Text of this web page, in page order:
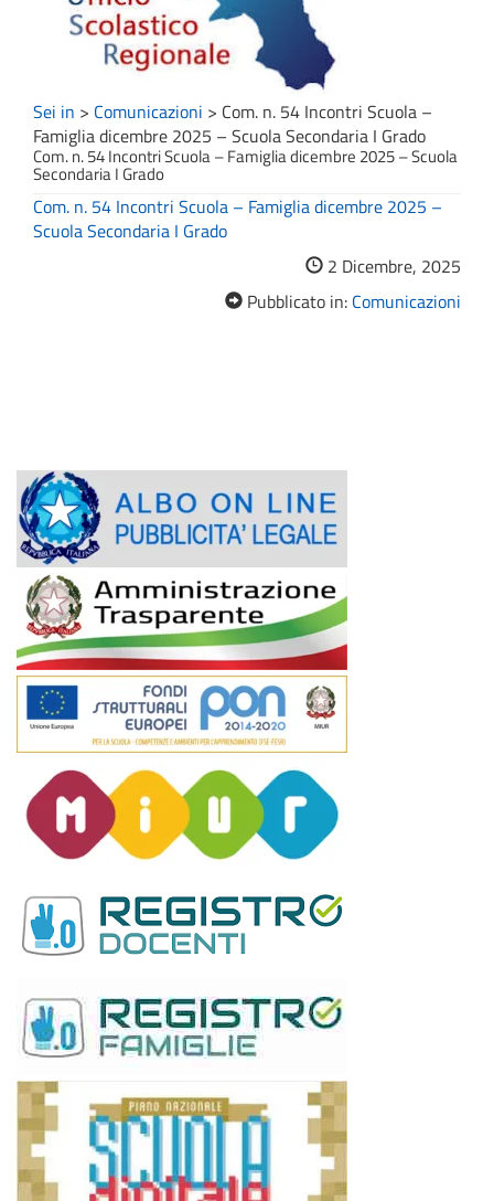
Sei in > Comunicazioni > Com. n. 54 Incontri Scuola –
Famiglia dicembre 2025 – Scuola Secondaria I Grado
Com. n. 54 Incontri Scuola – Famiglia dicembre 2025 – Scuola
Secondaria I Grado
Com. n. 54 Incontri Scuola – Famiglia dicembre 2025 –
Scuola Secondaria I Grado
2 Dicembre, 2025
Pubblicato in: Comunicazioni